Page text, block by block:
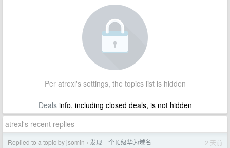
Per atrexl's settings, the topics list is hidden
Dealsinfo, including closed deals, is not hidden
atrexl's recent replies
Replied to a topic by jsomin › 发现一个顶级华为域名 2 天前